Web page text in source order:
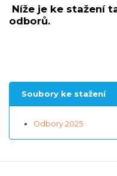
Níže je ke stažení
odborů.
Soubory ke stažení
Odbory 2025